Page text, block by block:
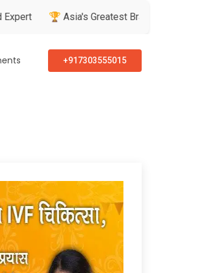
🏆 Asia's Greatest Brand & Leader Awards
+917303555015